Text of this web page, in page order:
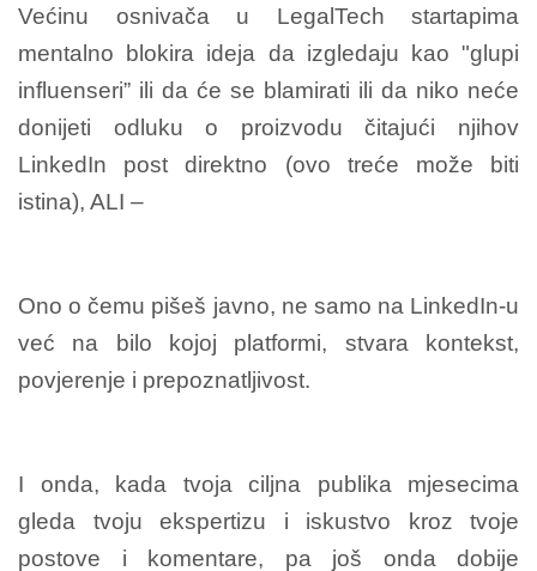
Većinu osnivača u LegalTech startapima
mentalno blokira ideja da izgledaju kao "glupi
influenseri” ili da će se blamirati ili da niko neće
donijeti odluku o proizvodu čitajući njihov
LinkedIn post direktno (ovo treće može biti
istina), ALI –
Ono o čemu pišeš javno, ne samo na LinkedIn-u
već na bilo kojoj platformi, stvara kontekst,
povjerenje i prepoznatljivost.
I onda, kada tvoja ciljna publika mjesecima
gleda tvoju ekspertizu i iskustvo kroz tvoje
postove i komentare, pa još onda dobije